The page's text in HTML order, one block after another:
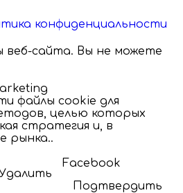
конфиденциальности
веб-сайта. Вы не можете
файлы cookie для
целью которых
стратегия и, в
рынка..
Facebook
Подтвердить